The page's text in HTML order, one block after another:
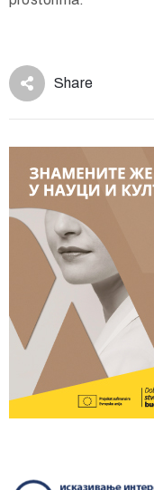
utvrđeno je da je
Share